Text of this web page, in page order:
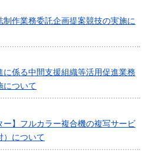
作業務委託企画提案競技の実施に
係る中間支援組織等活用促進業務
について
ー】フルカラー複合機の複写サービ
）について